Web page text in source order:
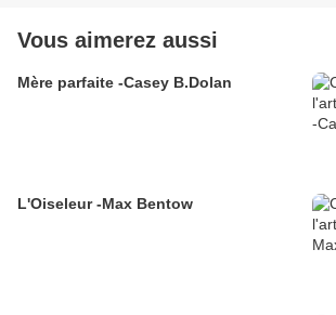
Vous aimerez aussi
Mère parfaite -Casey B.Dolan
L'Oiseleur -Max Bentow